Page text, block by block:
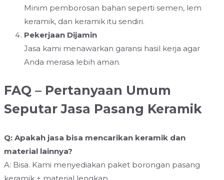
Minim pemborosan bahan seperti semen, lem
keramik, dan keramik itu sendiri.
Pekerjaan Dijamin
Jasa kami menawarkan garansi hasil kerja agar
Anda merasa lebih aman.
FAQ – Pertanyaan Umum
Seputar Jasa Pasang Keramik
Q: Apakah jasa bisa mencarikan keramik dan
material lainnya?
A: Bisa. Kami menyediakan paket borongan pasang